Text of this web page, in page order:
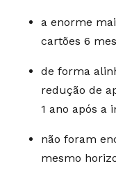
a enorme
cartões 6
de forma
redução de
1 ano após a
não foram
mesmo